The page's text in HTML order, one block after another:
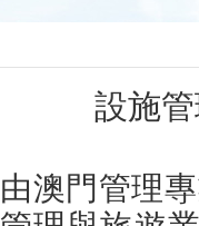
設施
由澳門管理